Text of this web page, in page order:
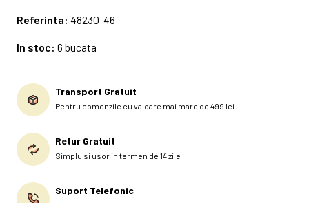
Referinta: 48230-46
In stoc: 6 bucata
Transport Gratuit
Pentru comenzile cu valoare mai mare de 499 lei.
Retur Gratuit
Simplu si usor in termen de 14 zile
Suport Telefonic